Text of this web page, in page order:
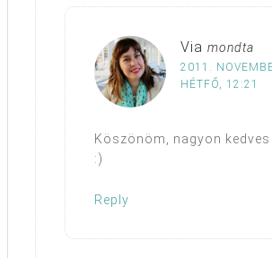
Via mondta
2011.
HÉTFŐ, 12:21
Köszönöm, nagyon kedves
:)
Reply